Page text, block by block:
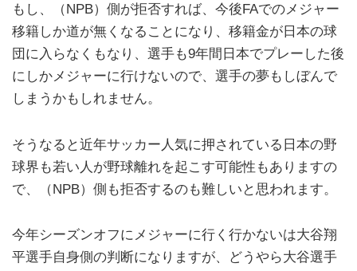
もし、（NPB）側が拒否すれば、今後FAでのメジャー
移籍しか道が無くなることになり、移籍金が日本の球
団に入らなくもなり、選手も9年間日本でプレーした後
にしかメジャーに行けないので、選手の夢もしぼんで
しまうかもしれません。
そうなると近年サッカー人気に押されている日本の野
球界も若い人が野球離れを起こす可能性もありますの
で、（NPB）側も拒否するのも難しいと思われます。
今年シーズンオフにメジャーに行く行かないは大谷翔
平選手自身側の判断になりますが、どうやら大谷選手